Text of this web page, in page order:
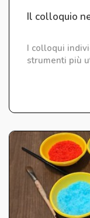
Il colloquio
I colloqui
strumenti più